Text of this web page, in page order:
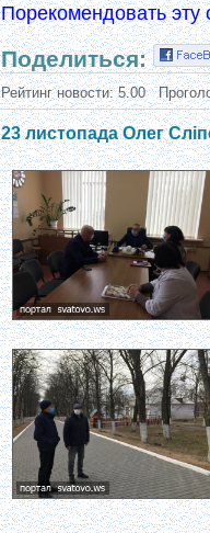
Порекомендовать эту
Поделиться:
Рейтинг новости:5.00
23 листопада Олег